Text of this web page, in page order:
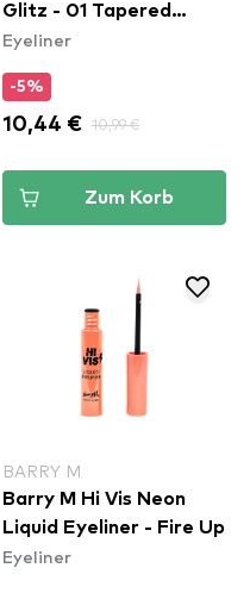
Glitz - 01 Tapered
Twinkle
Eyeliner
-5%
10,44 € 10,99 €
Zum Korb
BARRY M
Barry M Hi Vis Neon
Liquid Eyeliner - Fire Up
Eyeliner